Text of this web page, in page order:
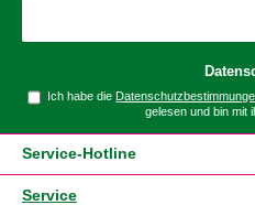
Ich habe die
gelesen und bin mit
Service-Hotline
Service